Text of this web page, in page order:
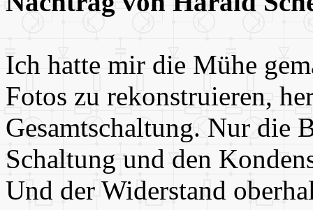
Ich hatte mir die Mühe
Fotos zu rekonstruieren,
Gesamtschaltung. Nur die
Schaltung und den
Und der Widerstand